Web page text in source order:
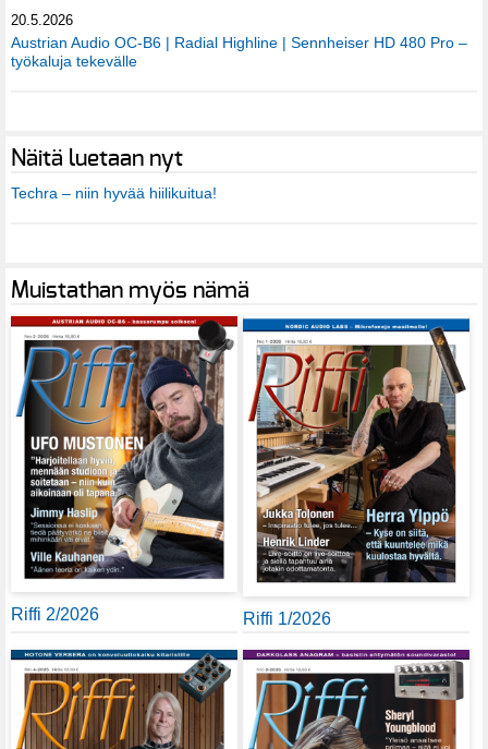
20.5.2026
Austrian Audio OC-B6 | Radial Highline | Sennheiser HD 480 Pro –
työkaluja tekevälle
Näitä luetaan nyt
Techra – niin hyvää hiilikuitua!
Muistathan myös nämä
Riffi 2/2026 Riffi 1/2026